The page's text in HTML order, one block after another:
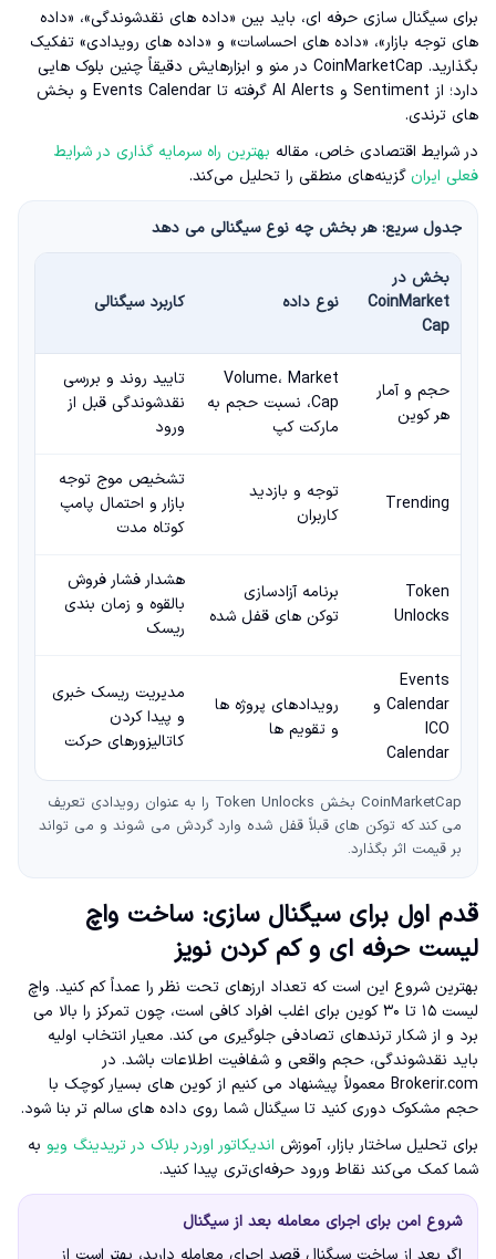
برای سیگنال سازی حرفه ای، باید بین «داده های نقدشوندگی»، «داده
های توجه بازار»، «داده های احساسات» و «داده های رویدادی» تفکیک
بگذارید. CoinMarketCap در منو و ابزارهایش دقیقاً چنین بلوک هایی
دارد؛ از Sentiment و AI Alerts گرفته تا Events Calendar و بخش
های ترندی.
در شرایط اقتصادی خاص، مقاله بهترین راه سرمایه گذاری در شرایط
فعلی ایران گزینه‌های منطقی را تحلیل می‌کند.
جدول سریع: هر بخش چه نوع سیگنالی می دهد
بخش در
CoinMarket
Cap
نوع داده کاربرد سیگنالی
حجم و آمار
هر کوین
Volume، Market
Cap، نسبت حجم به
مارکت کپ
تایید روند و بررسی
نقدشوندگی قبل از
ورود
Trending
توجه و بازدید
کاربران
تشخیص موج توجه
بازار و احتمال پامپ
کوتاه مدت
Token
Unlocks
برنامه آزادسازی
توکن های قفل شده
هشدار فشار فروش
بالقوه و زمان بندی
ریسک
Events
Calendar و
ICO
Calendar
رویدادهای پروژه ها
و تقویم ها
مدیریت ریسک خبری
و پیدا کردن
کاتالیزورهای حرکت
CoinMarketCap بخش Token Unlocks را به عنوان رویدادی تعریف
می کند که توکن های قبلاً قفل شده وارد گردش می شوند و می تواند
بر قیمت اثر بگذارد.
قدم اول برای سیگنال سازی: ساخت واچ
لیست حرفه ای و کم کردن نویز
بهترین شروع این است که تعداد ارزهای تحت نظر را عمداً کم کنید. واچ
لیست ۱۵ تا ۳۰ کوین برای اغلب افراد کافی است، چون تمرکز را بالا می
برد و از شکار ترندهای تصادفی جلوگیری می کند. معیار انتخاب اولیه
باید نقدشوندگی، حجم واقعی و شفافیت اطلاعات باشد. در
Brokerir.com معمولاً پیشنهاد می کنیم از کوین های بسیار کوچک با
حجم مشکوک دوری کنید تا سیگنال شما روی داده های سالم تر بنا شود.
برای تحلیل ساختار بازار، آموزش اندیکاتور اوردر بلاک در تریدینگ ویو به
شما کمک می‌کند نقاط ورود حرفه‌ای‌تری پیدا کنید.
شروع امن برای اجرای معامله بعد از سیگنال